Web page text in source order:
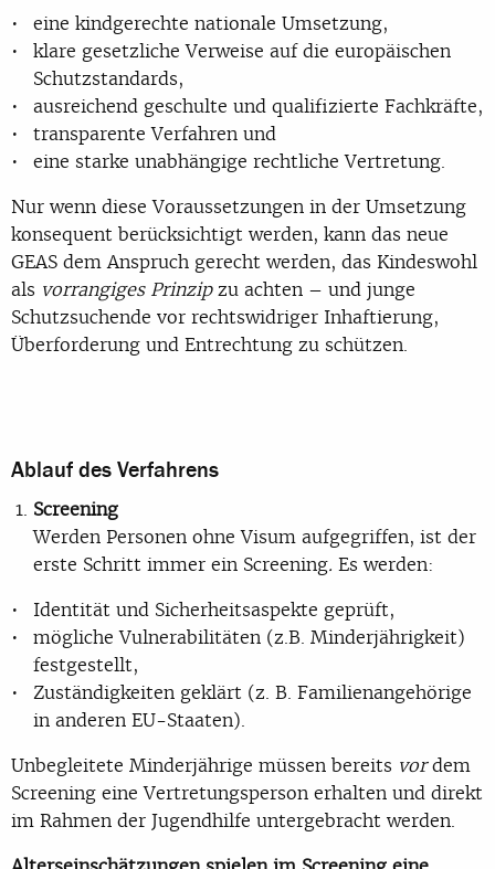
eine kindgerechte nationale Umsetzung,
klare gesetzliche Verweise auf die europäischen
Schutzstandards,
ausreichend geschulte und qualifizierte Fachkräfte,
transparente Verfahren und
eine starke unabhängige rechtliche Vertretung.
Nur wenn diese Voraussetzungen in der Umsetzung
konsequent berücksichtigt werden, kann das neue
GEAS dem Anspruch gerecht werden, das Kindeswohl
als vorrangiges Prinzipzu achten – und junge
Schutzsuchende vor rechtswidriger Inhaftierung,
Überforderung und Entrechtung zu schützen.
Ablauf des Verfahrens
Screening
Werden Personen ohne Visum aufgegriffen, ist der
erste Schritt immer ein Screening. Es werden:
Identität und Sicherheitsaspekte geprüft,
mögliche Vulnerabilitäten (z.B. Minderjährigkeit)
festgestellt,
Zuständigkeiten geklärt (z. B. Familienangehörige
in anderen EU-Staaten).
Unbegleitete Minderjährige müssen bereits vordem
Screening eine Vertretungsperson erhalten und direkt
im Rahmen der Jugendhilfe untergebracht werden.